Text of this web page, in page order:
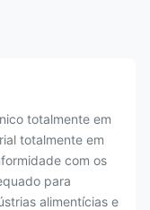
totalmente em
totalmente em
com os
para
alimentícias e